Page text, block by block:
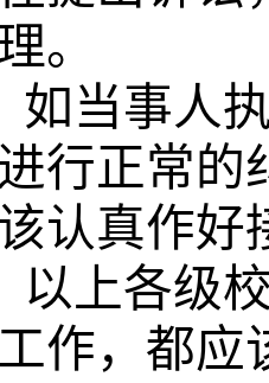
。
如当事人
行正常
认真作好
以上各级
作，都应